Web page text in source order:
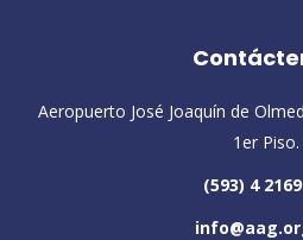
Aeropuerto José Joaquín de
1er Piso.
(593) 4